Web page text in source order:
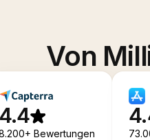
Von
4.4
Bewertungen